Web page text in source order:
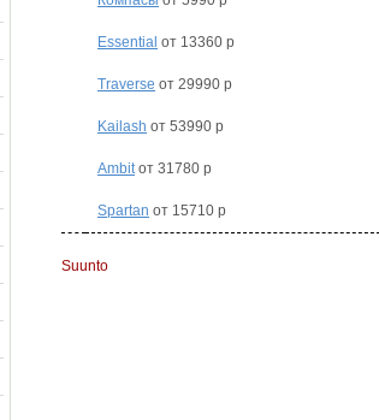
Essential от 13360 р
Traverse от 29990 р
Kailash от 53990 р
Ambit от 31780 р
Spartan от 15710 р
Suunto